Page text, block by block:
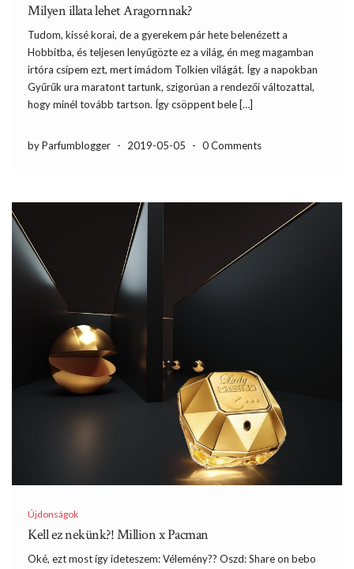
Milyen illata lehet Aragornnak?
Tudom, kissé korai, de a gyerekem pár hete belenézett a
Hobbitba, és teljesen lenyűgözte ez a világ, én meg magamban
irtóra csípem ezt, mert imádom Tolkien világát. Így a napokban
Gyűrűk ura maratont tartunk, szigorúan a rendezői változattal,
hogy minél tovább tartson. Így csöppent bele […]
by Parfumblogger - 2019-05-05 - 0 Comments
Újdonságok
Kell ez nekünk?! Million x Pacman
Oké, ezt most így ideteszem: Vélemény?? Oszd: Share on bebo